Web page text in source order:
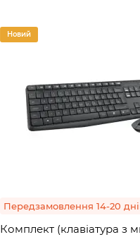
Новий
Передзамовлення 14-20
Комплект (клавіатура з